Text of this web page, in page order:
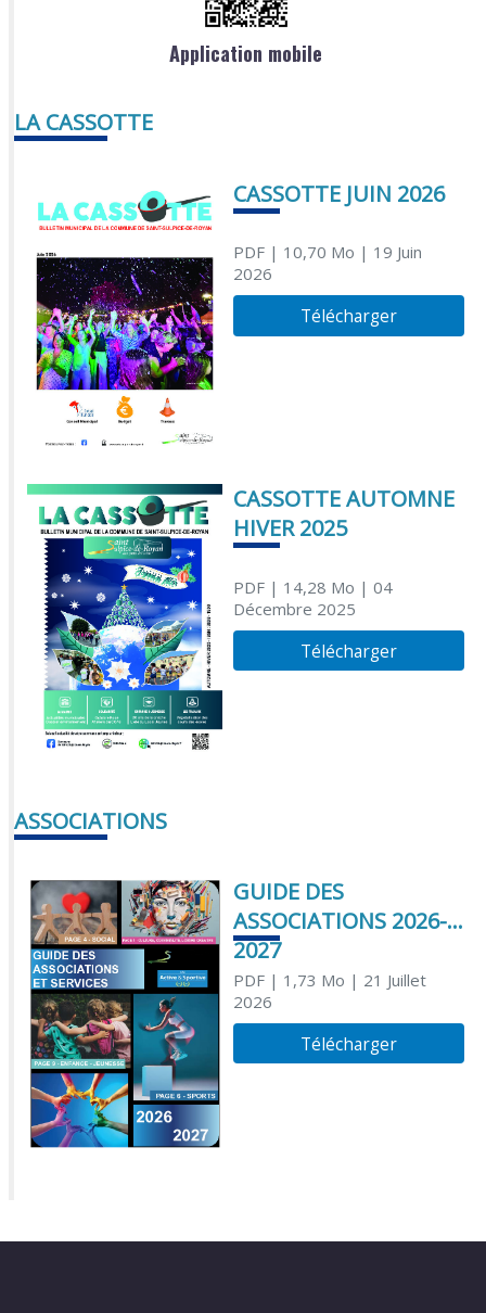
Application mobile
LA CASSOTTE
CASSOTTE JUIN 2026
PDF| 10,70 Mo | 19 Juin
2026
Télécharger
CASSOTTE AUTOMNE
HIVER 2025
PDF| 14,28 Mo | 04
Décembre 2025
Télécharger
ASSOCIATIONS
GUIDE DES
ASSOCIATIONS 2026-
2027
PDF| 1,73 Mo | 21 Juillet
2026
Télécharger